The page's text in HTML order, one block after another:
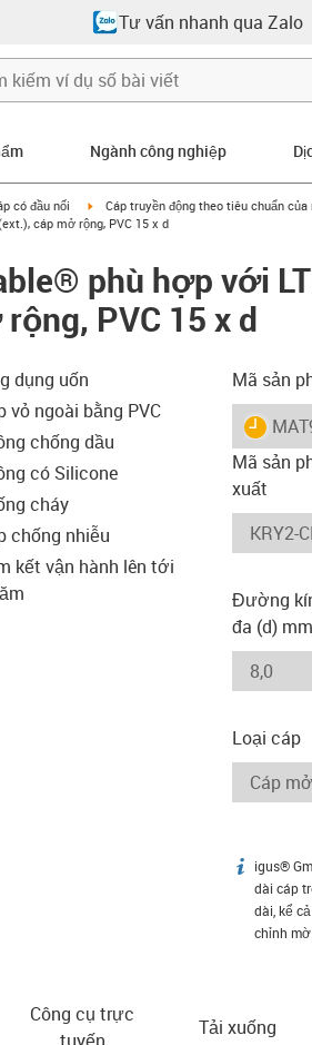
Tư vấn nhanh qua Zalo
Ngành công nghiệp
icon-arrow-right
có đầu nối igus-icon-arrow-right
Cáp truyền động theo tiêu chuẩn của
cáp mở rộng, PVC 15 x d
phù hợp với
PVC 15 x d
lupe
dụng uốn
vỏ ngoài bằng PVC
chống dầu
có Silicone
cháy
chống nhiễu
kết vận hành lên tới
Mã sản
igus-
Mã sản
xuất
Đường
đa (d)
Loại cáp
igus-igus®
dài cáp
dài, kể
chỉnh mờ.
Công cụ trực
Tải xuống